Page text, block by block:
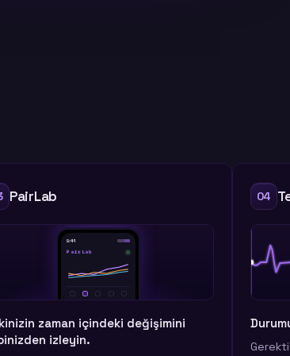
04 Teşhis seansı
Durumunuzu bir uzmanla netleştirin.
Gerektiğinde testlerin bir adım ötesine